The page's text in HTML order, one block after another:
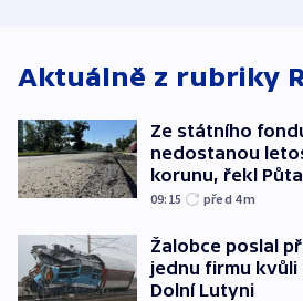
Aktuálně z rubriky
Ze státního
nedostanou
korunu, řekl Půta
09:15 před 4m
Žalobce poslal
jednu firmu
Dolní Lutyni